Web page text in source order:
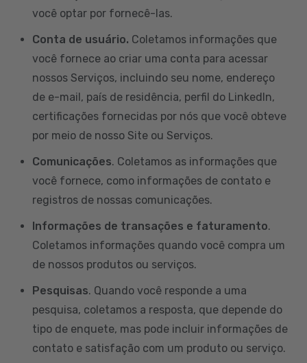
você optar por fornecê-las.
Conta de usuário. Coletamos informações que
você fornece ao criar uma conta para acessar
nossos Serviços, incluindo seu nome, endereço
de e-mail, país de residência, perfil do LinkedIn,
certificações fornecidas por nós que você obteve
por meio de nosso Site ou Serviços.
Comunicações. Coletamos as informações que
você fornece, como informações de contato e
registros de nossas comunicações.
Informações de transações e faturamento.
Coletamos informações quando você compra um
de nossos produtos ou serviços.
Pesquisas. Quando você responde a uma
pesquisa, coletamos a resposta, que depende do
tipo de enquete, mas pode incluir informações de
contato e satisfação com um produto ou serviço.